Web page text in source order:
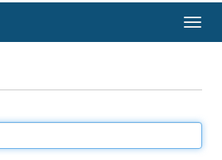
ein-/